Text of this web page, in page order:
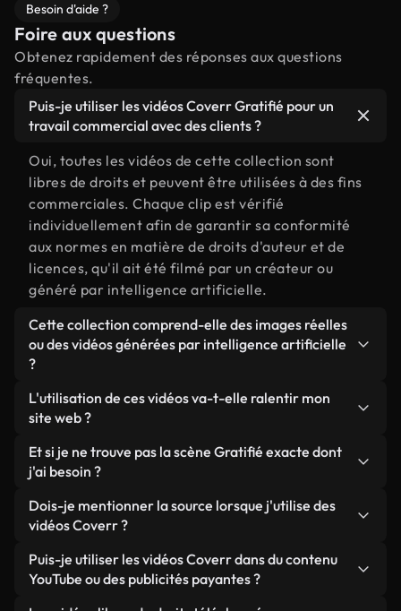
Besoin d'aide ?
Foire aux questions
Obtenez rapidement des réponses aux questions
fréquentes.
Puis-je utiliser les vidéos Coverr Gratifié pour un
travail commercial avec des clients ?
Oui, toutes les vidéos de cette collection sont
libres de droits et peuvent être utilisées à des fins
commerciales. Chaque clip est vérifié
individuellement afin de garantir sa conformité
aux normes en matière de droits d'auteur et de
licences, qu'il ait été filmé par un créateur ou
généré par intelligence artificielle.
Cette collection comprend-elle des images réelles
ou des vidéos générées par intelligence artificielle
?
Les deux. Il s'agit d'une bibliothèque hybride
composée de véritables images filmées par des
générées par IA. Chaque vidéo est clairement
identifiée afin que vous sachiez toujours ce que
vous utilisez.
L'utilisation de ces vidéos va-t-elle ralentir mon
site web ?
Sauf si vous choisissez nos versions optimisées.
Nous proposons des formats légers, prêts pour le
ils conservent une qualité élevée tout en
minimisant les temps de chargement et en
améliorant des indicateurs comme le LCP.
Et si je ne trouve pas la scène Gratifié exacte dont
j'ai besoin ?
Vous pouvez en créer une instantanément avec
Coverr AI Studio. Il vous suffit de décrire la scène,
Studio générera en quelques secondes une vidéo
personnalisée conforme à nos normes de licence.
Dois-je mentionner la source lorsque j'utilise des
vidéos Coverr ?
Aucune attribution n'est requise. Toutes les vidéos
de notre bibliothèque sont libres de droits et
Puis-je utiliser les vidéos Coverr dans du contenu
YouTube ou des publicités payantes ?
Oui. Toutes les séquences vidéo de Coverr peuvent